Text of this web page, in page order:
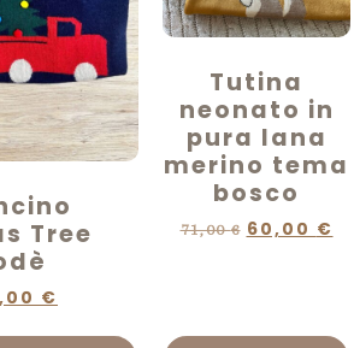
Tree
€
Tutina
neonato in
pura lana
merino tema
bosco
71,00€ 60,00 €